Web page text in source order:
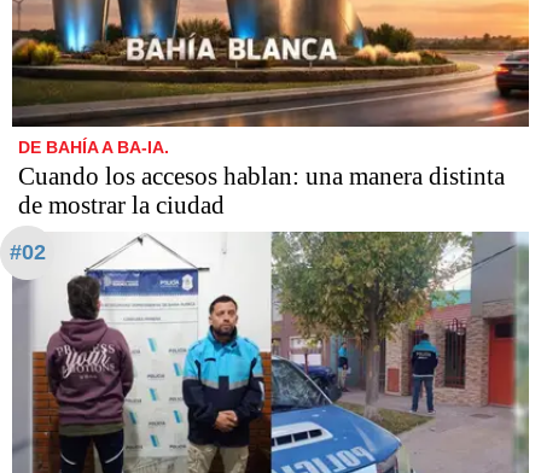
DE BAHÍA A BA-IA.
Cuando los accesos hablan: una manera distinta
de mostrar la ciudad
#02